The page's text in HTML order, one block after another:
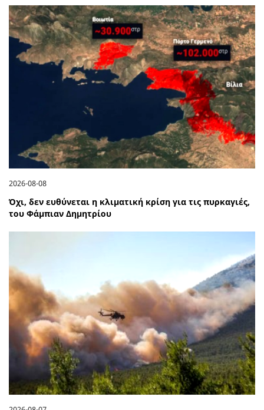
2026-08-08
Όχι, δεν ευθύνεται η κλιματική κρίση για τις πυρκαγιές,
του Φάμπιαν Δημητρίου